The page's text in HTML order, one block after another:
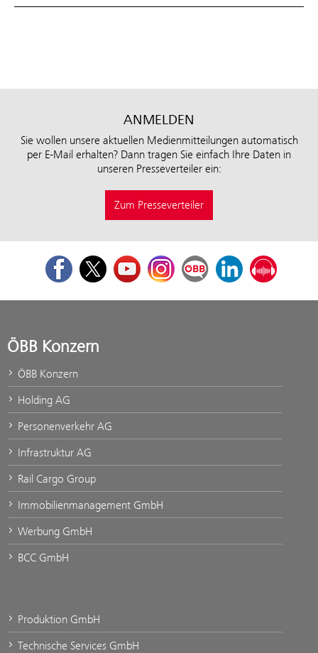
ANMELDEN
Sie wollen unsere aktuellen Medienmitteilungen automatisch
per E-Mail erhalten? Dann tragen Sie einfach Ihre Daten in
unseren Presseverteiler ein:
Zum Presseverteiler
FacebookTwitterYoutubeInstagramÖBB Corporate Blog
LinkedInPodcast
ÖBB Konzern
ÖBB Konzern
Holding AG
Personenverkehr AG
Infrastruktur AG
Rail Cargo Group
Immobilienmanagement GmbH
Werbung GmbH
BCC GmbH
Produktion GmbH
Technische Services GmbH